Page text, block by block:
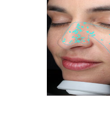
Multi-spectral
Standard light
Cross
Ultraviolet
VISIA Facial
Weight